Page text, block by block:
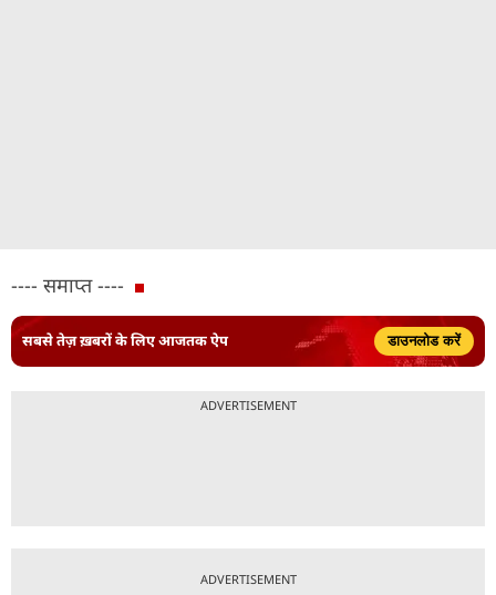
---- समाप्त ----
सबसे तेज़ ख़बरों के लिए आजतक ऐप डाउनलोड करें
ADVERTISEMENT
ADVERTISEMENT